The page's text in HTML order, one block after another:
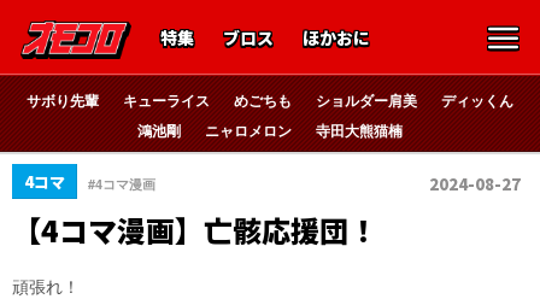
特集 ブロス ほかおに
サボり先輩 キューライス めごちも ショルダー肩美
ディッくん
鴻池剛
ニャロメロン 寺田大熊猫楠
4コマ #4コマ漫画 2024-08-27
【4コマ漫画】亡骸応援団！
頑張れ！